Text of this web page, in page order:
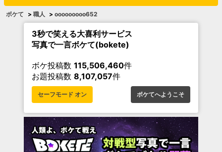
ボケて > 職人 > ooooooooo652
3秒で笑える大喜利サービス
写真で一言ボケて(bokete)
ボケ投稿数 115,506,460件
お題投稿数 8,107,057件
セーフモード オン ボケてへようこそ